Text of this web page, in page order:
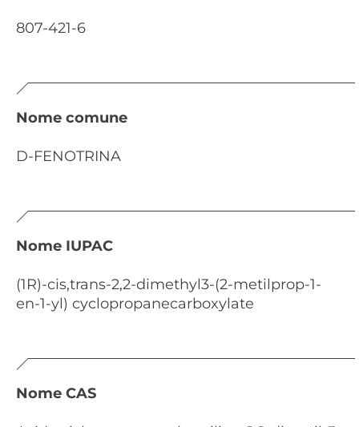
807-421-6
Nome comune
D-FENOTRINA
Nome IUPAC
(1R)-cis,trans-2,2-dimethyl3-(2-metilprop-1-
en-1-yl) cyclopropanecarboxylate
Nome CAS